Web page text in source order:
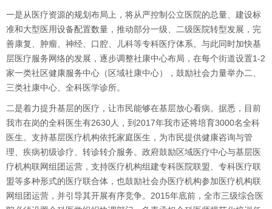
一是从医疗资源的规划布局上，将从严控制公立医院的总量、建设标
准和大型医用设备配置数量，推动部分一级、二级医院转型发展，完
善康复、肿瘤、神经、口腔、儿科等专科医疗体系。与此同时加快基
层医疗服务网络的发展，逐步调整社康中心布局，在每个街道设置1-2
家一类社区健康服务中心（区域社康中心），鼓励社会力量举办二、
三类社康中心、全科医学诊所。
二是着力提升基层的医疗，让市民能够在基层放心看病。据悉，目前
我市在岗的全科医生有2630人，到2017年我市还将培育3000名全科
医生。支持基层医疗机构依托家庭医生，为市民提供健康咨询与管
理、疾病初级诊疗、转诊转介服务。政府鼓励区域医疗中心与基层医
疗机构联网组团运营，支持医疗机构组建专科医院联盟、专科医疗联
盟等多种形式的医疗联合体，也鼓励社会办医疗机构参加医疗机构联
网组团运营，并引导其开展有序竞争。2015年底前，全市三级综合医